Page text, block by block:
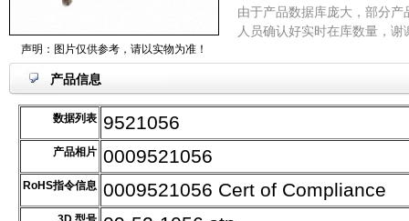
声明：图片仅供参考，请以实物为准！
由于产品数据库庞大，部分
人员确认好实时在库数量，谢
产品信息
数据列表 9521056
产品相片 0009521056
RoHS指令信息 0009521056 Cert of Compliance